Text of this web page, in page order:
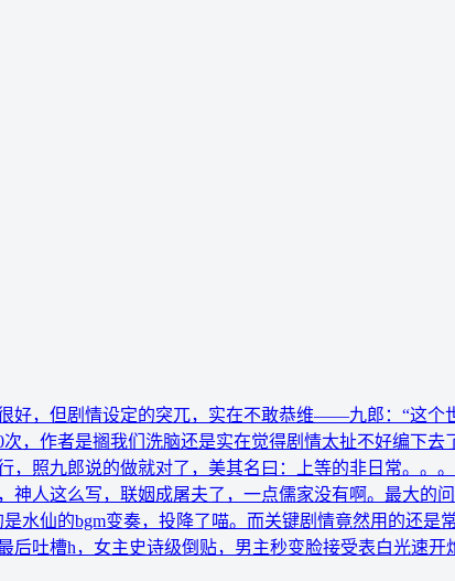
好，但剧情设定的突兀，实在不敢恭维——九郎：“这
，作者是搁我们洗脑还是实在觉得剧情太扯不好编下
照九郎说的做就对了，美其名曰：上等的非日常。。
人这么写，联姻成屠夫了，一点儒家没有啊。最大的
水仙的bgm变奏，投降了喵。而关键剧情竟然用的还
吐槽h，女主史诗级倒贴，男主秒变脸接受表白光速开